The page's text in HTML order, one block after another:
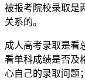
被报考院校录取是
关系的。
成人高考录取是看
看单科成绩是否及
心自己的录取问题